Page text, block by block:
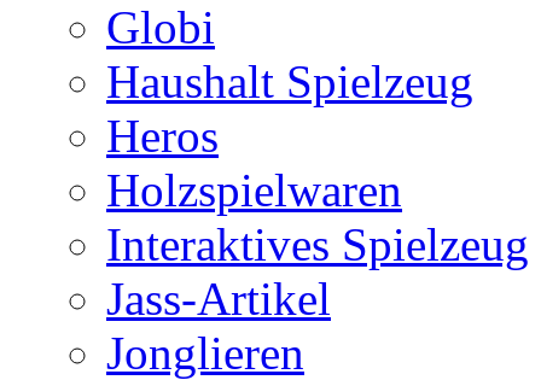
Globi
Haushalt Spielzeug
Heros
Holzspielwaren
Interaktives Spielzeug
Jass-Artikel
Jonglieren